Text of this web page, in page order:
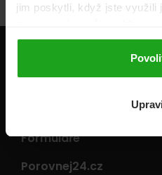
jim poskytli, když jste využili
Pojišťovny
Formuláře
Porovnej24.cz